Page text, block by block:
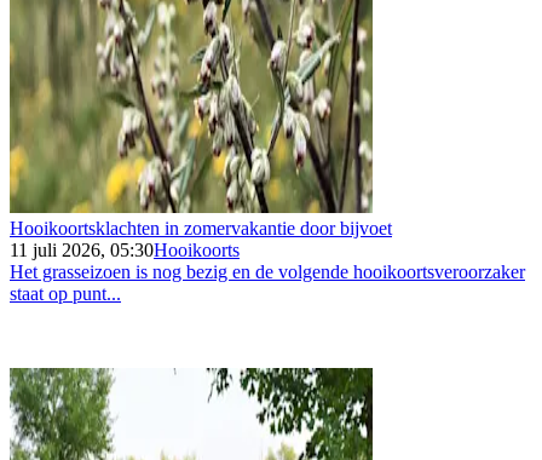
Hooikoortsklachten in zomervakantie door bijvoet
11 juli 2026, 05:30Hooikoorts
Het grasseizoen is nog bezig en de volgende hooikoortsveroorzaker
staat op punt...